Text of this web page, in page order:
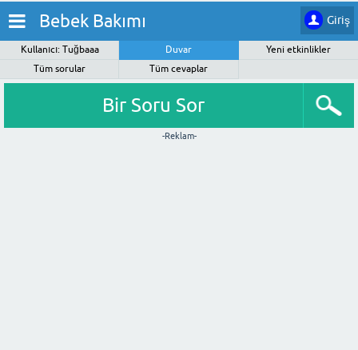
Giriş
Bebek Bakımı
Kullanıcı: Tuğbaaa Duvar
Yeni etkinlikler
Tüm sorular
Tüm cevaplar
Bir Soru Sor
-Reklam-